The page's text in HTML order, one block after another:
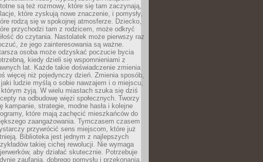
są też rozmowy, które się tam zaczynają,
które zyskują nowe znaczenie, i pomysły,
rodzą się w spokojnej atmosferze. Dziecko,
przychodzi tam z rodzicem, może odkryć
do czytania. Nastolatek może pierwszy raz
że jego zainteresowania są ważne.
osoba może odzyskać poczucie bycia
kiedy dzieli się wspomnieniami z
lat. Każde takie doświadczenie zmienia
więcej niż pojedynczy dzień. Zmienia sposób,
ludzie myślą o sobie nawzajem i o miejscu,
żyją. W wielu miastach szuka się dziś
na odbudowę więzi społecznych. Tworzy
kampanie, strategie, modne hasła i kolejne
które mają zachęcić mieszkańców do
zaangażowania. Tymczasem czasem
przywrócić sens miejscom, które już
Biblioteka jest jednym z najlepszych
takiej cichej rewolucji. Nie wymaga
aby działać skutecznie. Potrzebuje
zaufania, dobrego pomysłu i przekonania,